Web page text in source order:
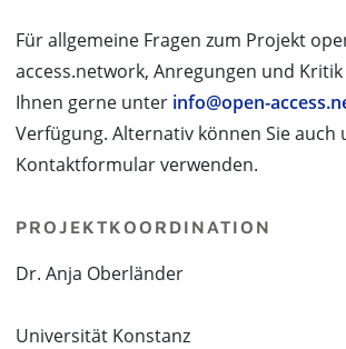
Für allgemeine Fragen zum Projekt
access.network, Anregungen und
Ihnen gerne unter info@open-
Verfügung. Alternativ können Sie auch
Kontaktformular verwenden.
PROJEKTKOORDINATION
Dr. Anja Oberländer
Universität Konstanz